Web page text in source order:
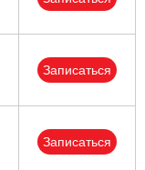
Записаться
Записаться